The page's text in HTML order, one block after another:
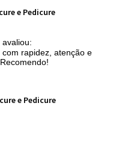
e Pedicure
avaliou:
rapidez, atenção e
e Pedicure